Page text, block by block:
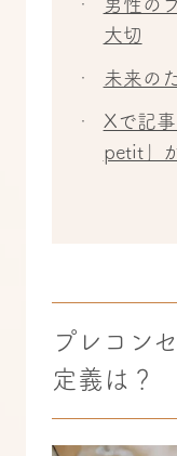
男性の
大切
未来の
Xで記
petit」
プレコン
定義は？